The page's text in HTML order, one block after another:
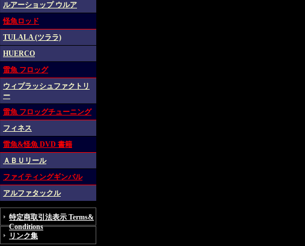
ルアーショップ ウルア
怪魚ロッド
TULALA (ツララ)
HUERCO
雷魚 フロッグ
ウィプラッシュファクトリ
ー
雷魚 フロッグチューニング
フィネス
雷魚&怪魚 DVD 書籍
ＡＢＵリール
ファイティングギンバル
アルファタックル
特定商取引法表示 Terms&
Conditions
リンク集